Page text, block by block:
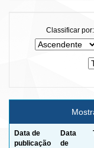
Classificar por:
Data de
publicação
Data
de